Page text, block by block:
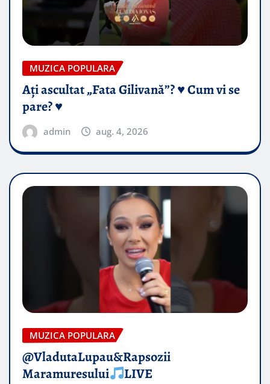
MUZICA POPULARA
Ați ascultat „Fata Gilivană”? ♥️ Cum vi se
pare? ♥️
admin aug. 4, 2026
MUZICA POPULARA
@VladutaLupau&Rapsozii
Maramuresului
LIVE